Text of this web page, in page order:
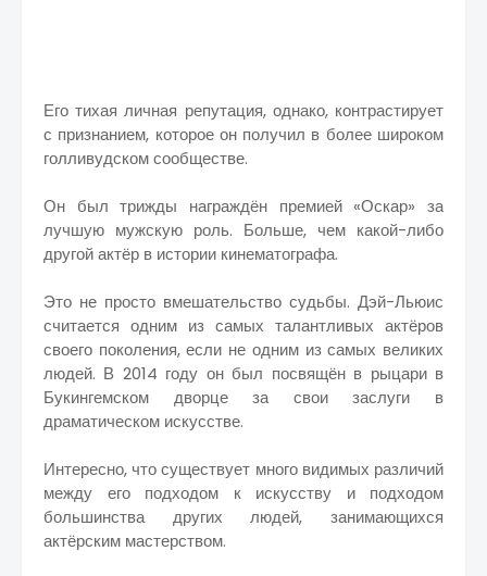
Его тихая личная репутация, однако, контрастирует
с признанием, которое он получил в более широком
голливудском сообществе.
Он был трижды награждён премией «Оскар» за
лучшую мужскую роль. Больше, чем какой-либо
другой актёр в истории кинематографа.
Это не просто вмешательство судьбы. Дэй-Льюис
считается одним из самых талантливых актёров
своего поколения, если не одним из самых великих
людей. В 2014 году он был посвящён в рыцари в
Букингемском дворце за свои заслуги в
драматическом искусстве.
Интересно, что существует много видимых различий
между его подходом к искусству и подходом
большинства других людей, занимающихся
актёрским мастерством.